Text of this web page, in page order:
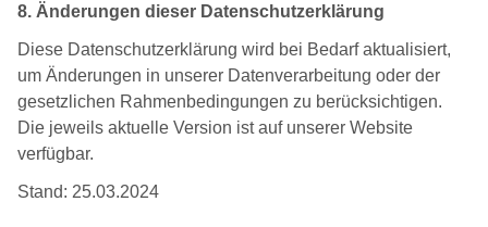
8. Änderungen dieser Datenschutzerklärung
Diese Datenschutzerklärung wird bei Bedarf aktualisiert,
um Änderungen in unserer Datenverarbeitung oder der
gesetzlichen Rahmenbedingungen zu berücksichtigen.
Die jeweils aktuelle Version ist auf unserer Website
verfügbar.
Stand: 25.03.2024